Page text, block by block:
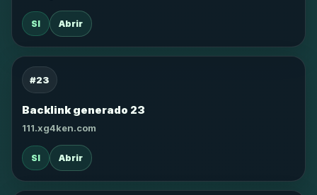
SI Abrir
#23
Backlink generado 23
111.xg4ken.com
SI Abrir